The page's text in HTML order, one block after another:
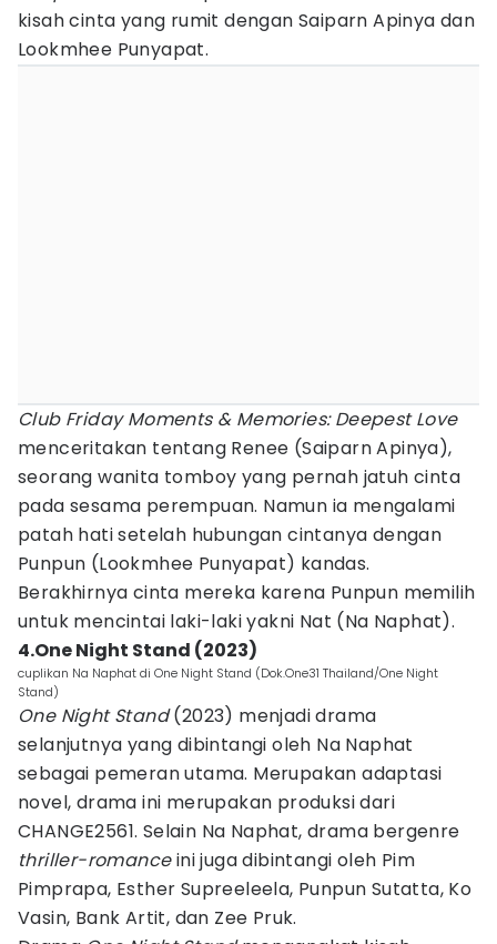
kisah cinta yang rumit dengan Saiparn Apinya dan
Lookmhee Punyapat.
Club Friday Moments & Memories: Deepest Love
menceritakan tentang Renee (Saiparn Apinya),
seorang wanita tomboy yang pernah jatuh cinta
pada sesama perempuan. Namun ia mengalami
patah hati setelah hubungan cintanya dengan
Punpun (Lookmhee Punyapat) kandas.
Berakhirnya cinta mereka karena Punpun memilih
untuk mencintai laki-laki yakni Nat (Na Naphat).
4.One Night Stand (2023)
cuplikan Na Naphat di One Night Stand (Dok.One31 Thailand/One Night
Stand)
One Night Stand(2023) menjadi drama
selanjutnya yang dibintangi oleh Na Naphat
sebagai pemeran utama. Merupakan adaptasi
novel, drama ini merupakan produksi dari
CHANGE2561. Selain Na Naphat, drama bergenre
thriller-romanceini juga dibintangi oleh Pim
Pimprapa, Esther Supreeleela, Punpun Sutatta, Ko
Vasin, Bank Artit, dan Zee Pruk.